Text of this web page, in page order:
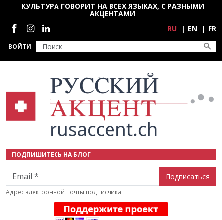
Перейти к основному содержанию
ВОЙТИ
КУЛЬТУРА ГОВОРИТ НА ВСЕХ ЯЗЫКАХ, С РАЗНЫМИ
АКЦЕНТАМИ
Социальные сети
RU EN FR
ПОДПИШИТЕСЬ НА БЛОГ
Email
Адрес электронной почты подписчика.